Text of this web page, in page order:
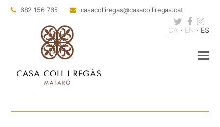
682 156 765 casacolliregas@casacolliregas.cat
Twitter
CA EN ES